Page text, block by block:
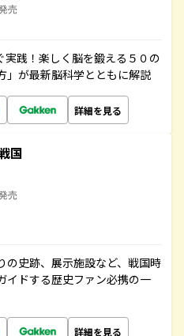
売
践！楽しく脳を鍛える５０の
」が最新脳科学とともに解説
詳細を見る
国
売
の史跡、展示施設など、戦国時
イドする歴史ファン必携の一
詳細を見る